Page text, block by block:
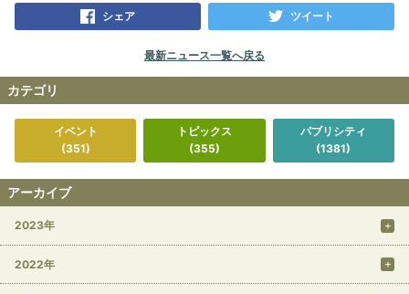
シェア ツイート
最新ニュース一覧へ戻る
カテゴリ
イベント
(351)
トピックス
(355)
パブリシティ
(1381)
アーカイブ
2023年
2022年